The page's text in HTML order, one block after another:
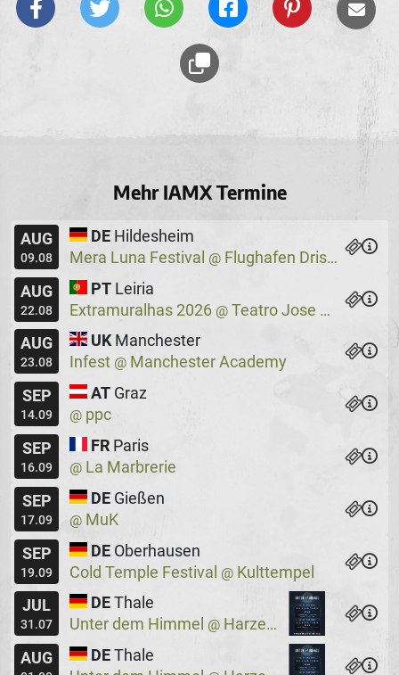
Mehr IAMX Termine
AUG
09.08
DE Hildesheim
Mera Luna Festival @ Flughafen Drispenstedt
AUG
22.08
PT Leiria
Extramuralhas 2026 @ Teatro Jose Lucio Da Silva
AUG
23.08
UK Manchester
Infest @ Manchester Academy
SEP
14.09
AT Graz
@ ppc
SEP
16.09
FR Paris
@ La Marbrerie
SEP
17.09
DE Gießen
@ MuK
SEP
19.09
DE Oberhausen
Cold Temple Festival @ Kulttempel
JUL
31.07
DE Thale
Unter dem Himmel @ Harzer Bergtheater
AUG
DE Thale